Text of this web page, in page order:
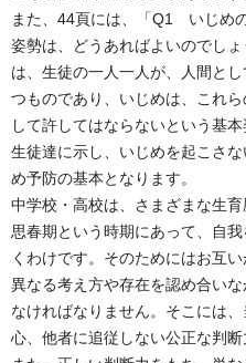
また、44頁には、「Q1 いじめ
姿勢は、どうあればよいのでし
は、生徒の一人一人が、人間と
つものであり、いじめは、これ
して許してはならないという基
生徒達に示し、いじめを起こさ
め予防の基本となります。
中学校・高校は、さまざまな生
思春期という時期にあって、自
くわけです。そのためにはお互
異なる考え方や存在を認め合い
なければなりません。そこには
心、他者に追従しない公正な判断